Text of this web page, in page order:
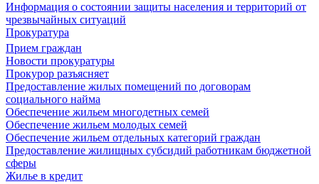
Информация о состоянии защиты населения и территорий от
чрезвычайных ситуаций
Прокуратура
Прием граждан
Новости прокуратуры
Прокурор разъясняет
Предоставление жилых помещений по договорам
социального найма
Обеспечение жильем многодетных семей
Обеспечение жильем молодых семей
Обеспечение жильем отдельных категорий граждан
Предоставление жилищных субсидий работникам бюджетной
сферы
Жилье в кредит